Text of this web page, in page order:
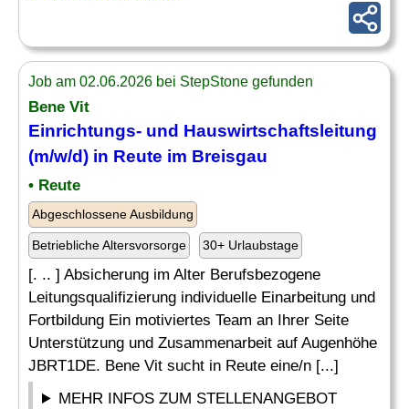
Job am 02.06.2026 bei StepStone gefunden
Bene Vit
Einrichtungs- und Hauswirtschaftsleitung
(m/w/d) in Reute im Breisgau
• Reute
Abgeschlossene Ausbildung
Betriebliche Altersvorsorge 30+ Urlaubstage
[. .. ] Absicherung im Alter Berufsbezogene
Leitungsqualifizierung individuelle Einarbeitung und
Fortbildung Ein motiviertes Team an Ihrer Seite
Unterstützung und Zusammenarbeit auf Augenhöhe
JBRT1DE. Bene Vit sucht in Reute eine/n [...]
MEHR INFOS ZUM STELLENANGEBOT